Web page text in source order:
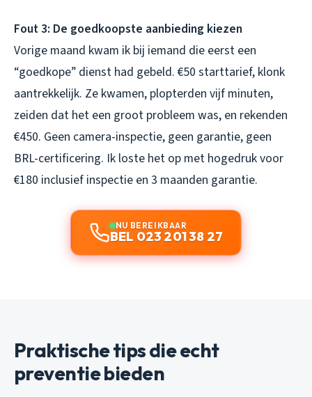
Fout 3: De goedkoopste aanbieding kiezen
Vorige maand kwam ik bij iemand die eerst een
“goedkope” dienst had gebeld. €50 starttarief, klonk
aantrekkelijk. Ze kwamen, plopterden vijf minuten,
zeiden dat het een groot probleem was, en rekenden
€450. Geen camera-inspectie, geen garantie, geen
BRL-certificering. Ik loste het op met hogedruk voor
€180 inclusief inspectie en 3 maanden garantie.
NU BEREIKBAAR
BEL 023 201 38 27
Praktische tips die echt
preventie bieden